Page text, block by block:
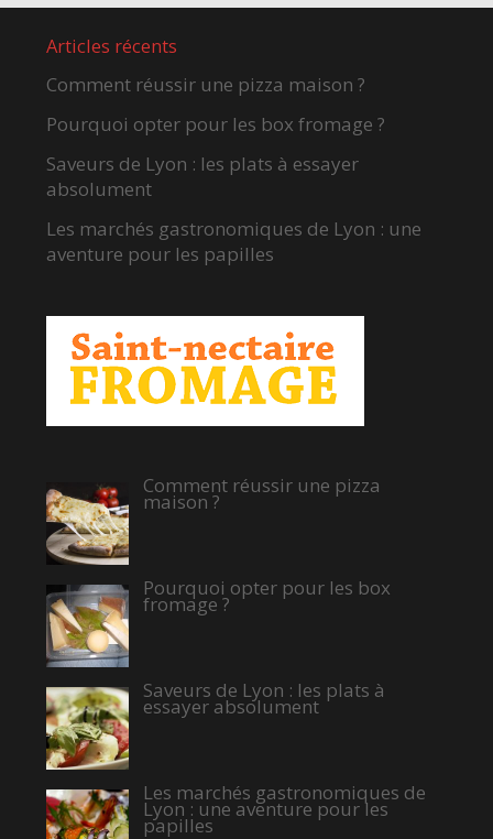
Articles récents
Comment réussir une pizza maison ?
Pourquoi opter pour les box fromage ?
Saveurs de Lyon : les plats à essayer
absolument
Les marchés gastronomiques de Lyon : une
aventure pour les papilles
Comment réussir une pizza
maison ?
Pourquoi opter pour les box
fromage ?
Saveurs de Lyon : les plats à
essayer absolument
Les marchés gastronomiques de
Lyon : une aventure pour les
papilles